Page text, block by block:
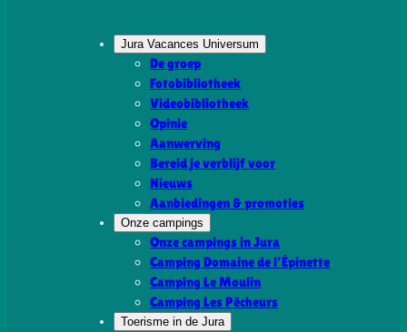
Jura Vacances Universum
De groep
Fotobibliotheek
Videobibliotheek
Opinie
Aanwerving
Bereid je verblijf voor
Nieuws
Aanbiedingen & promoties
Onze campings
Onze campings in Jura
Camping Domaine de l’Épinette
Camping Le Moulin
Camping Les Pêcheurs
Toerisme in de Jura